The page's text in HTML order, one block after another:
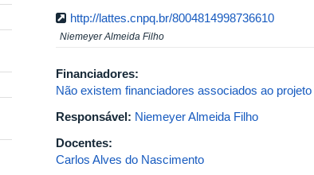
http://lattes.cnpq.br/8004814998736610
Niemeyer Almeida Filho
Financiadores:
Não existem financiadores associados ao
Responsável: Niemeyer Almeida Filho
Docentes:
Carlos Alves do Nascimento